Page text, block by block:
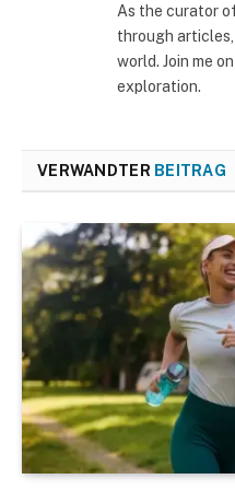
As the curator
through
world. Join me
exploration.
VERWANDTER BEITRAG